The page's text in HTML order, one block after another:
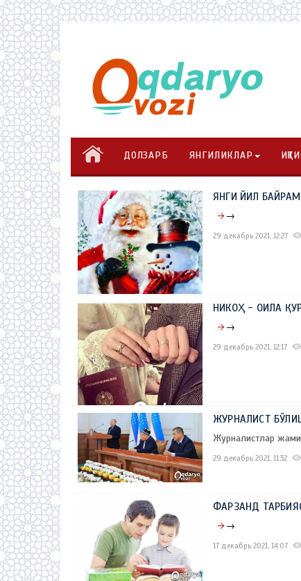
ДОЛЗАРБ ЯНГИЛИКЛАР
ЯНГИ ЙИЛ
→
29 декабрь 2021, 12:27
НИКОҲ - ОИЛА
→
29 декабрь 2021, 12:17
ЖУРНАЛИСТ
Журналистлар
29 декабрь 2021, 11:32
ФАРЗАНД
→
17 декабрь 2021, 14:07